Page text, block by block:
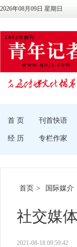
2026年08月09日 星期日
首 页 刊首快语
经 历 专栏作家
首页 > 国际媒介
社交媒
2021-08-18 09:59:42